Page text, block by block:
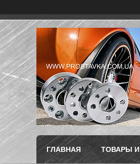
ГЛАВНАЯ ТОВАРЫ И